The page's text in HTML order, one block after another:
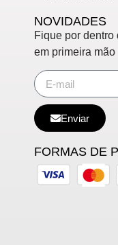
NOVIDADES
Fique por
em primeira mão
Enviar
FORMAS DE